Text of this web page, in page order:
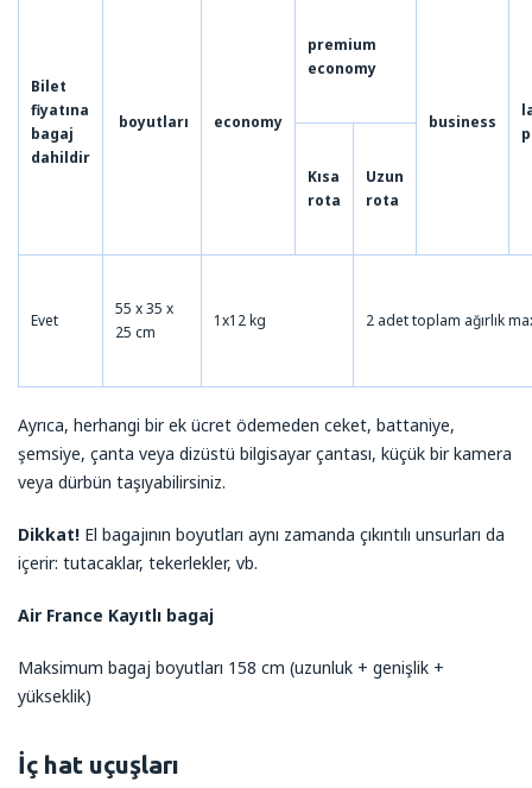
Bilet
fiyatına
bagaj
dahildir
boyutları economy
premium
economy
business
Kısa
rota
Uzun
rota
Evet
55 x 35 x
25 cm
1x12 kg 2 adet toplam ağırlık
Ayrıca, herhangi bir ek ücret ödemeden ceket, battaniye,
şemsiye, çanta veya dizüstü bilgisayar çantası, küçük bir kamera
veya dürbün taşıyabilirsiniz.
Dikkat! El bagajının boyutları aynı zamanda çıkıntılı unsurları da
içerir: tutacaklar, tekerlekler, vb.
Air France Kayıtlı bagaj
Maksimum bagaj boyutları 158 cm (uzunluk + genişlik +
yükseklik)
İç hat uçuşları